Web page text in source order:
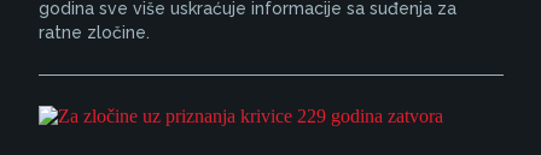
godina sve više uskraćuje informacije sa suđenja za
ratne zločine.